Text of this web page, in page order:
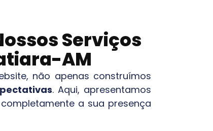
Serviços
AM
não apenas construímos
. Aqui, apresentamos
a sua presença